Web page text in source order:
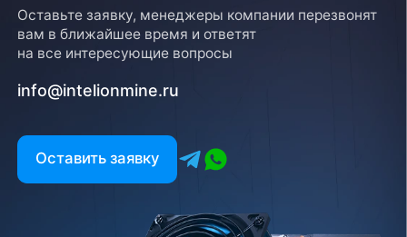
Оставьте заявку, менеджеры компании перезвонят
вам в ближайшее время и ответят
на все интересующие вопросы
info@intelionmine.ru
Оставить заявку